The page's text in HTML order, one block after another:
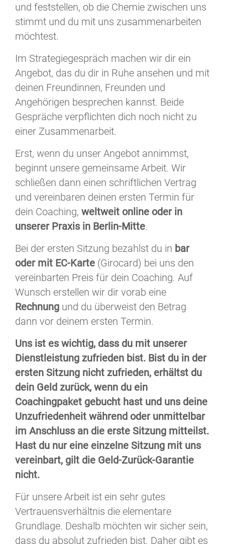
und feststellen, ob die Chemie zwischen uns
stimmt und du mit uns zusammenarbeiten
möchtest.
Im Strategiegespräch machen wir dir ein
Angebot, das du dir in Ruhe ansehen und mit
deinen Freundinnen, Freunden und
Angehörigen besprechen kannst. Beide
Gespräche verpflichten dich noch nicht zu
einer Zusammenarbeit.
Erst, wenn du unser Angebot annimmst,
beginnt unsere gemeinsame Arbeit. Wir
schließen dann einen schriftlichen Vertrag
und vereinbaren deinen ersten Termin für
dein Coaching, weltweit online oder in
unserer Praxis in Berlin-Mitte.
Bei der ersten Sitzung bezahlst du in bar
oder mit EC-Karte (Girocard) bei uns den
vereinbarten Preis für dein Coaching. Auf
Wunsch erstellen wir dir vorab eine
Rechnung und du überweist den Betrag
dann vor deinem ersten Termin.
Uns ist es wichtig, dass du mit unserer
Dienstleistung zufrieden bist. Bist du in der
ersten Sitzung nicht zufrieden, erhältst du
dein Geld zurück, wenn du ein
Coachingpaket gebucht hast und uns deine
Unzufriedenheit während oder unmittelbar
im Anschluss an die erste Sitzung mitteilst.
Hast du nur eine einzelne Sitzung mit uns
vereinbart, gilt die Geld-Zurück-Garantie
nicht.
Für unsere Arbeit ist ein sehr gutes
Vertrauensverhältnis die elementare
Grundlage. Deshalb möchten wir sicher sein,
dass du absolut zufrieden bist. Daher gibt es